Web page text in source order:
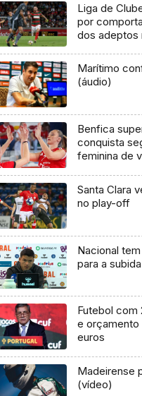
Liga de
por
dos adeptos
Marítimo
(áudio)
Benfica
conquista
feminina de
Santa Clara
no play-off
Nacional
para a
Futebol com
e orçamento
euros
Madeirense
(vídeo)